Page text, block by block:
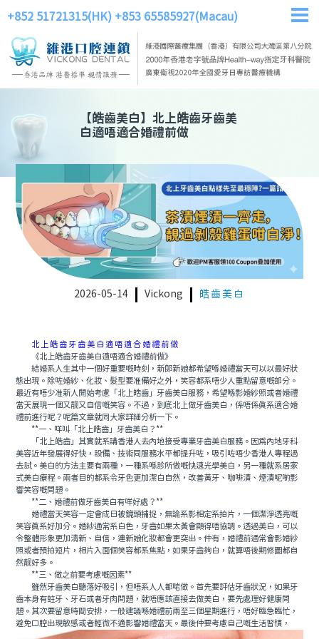
+852 51721315(HK) +853 65585927(Macau)
【皓齒美白】 北上皓齒牙齒美
白適唔適合婚禮前做
2026-05-14 Vickong 皓齒美白
北上皓齒牙齒美白適唔適合婚禮前做
《北上皓齒牙齒美白適唔適合婚禮前做》
結婚系人生其中一個好重要嘅時刻，新郎新娘都希望喺婚禮當天可以以最好狀
態出現。除咗婚紗、化妝、髮型要准備好之外，笑容都系唔少人重點留意嘅部分。
最近有唔少准新人開始考慮「北上皓齒」牙齒美白服務，希望喺影婚紗照或者婚禮
當天展現一個又靓又自信嘅笑容。不過，到底北上做牙齒美白，係唔係真系適合婚
禮前進行呢？呢篇文章就同大家詳細分析一下。
**一、咩叫「北上皓齒」牙齒美白？**
「北上皓齒」其實就系講香港人去內地接受專業牙齒美白服務。因爲內地牙科
美容近年發展得好快，設備、技術同服務水平都提升咗，吸引咗唔少香港人專程過
去試。美白的方法主要有兩種，一種系喺診所做嘅快速光學美白，另一種就系居家
式美白療程。兩者目的都系令牙色更加潔白自然，改善黃牙、咖啡漬、煙漬呢啲影
響笑容嘅問題。
**二、婚禮前做牙齒美白有咩好處？**
婚禮當天笑容一定會成日被鏡頭捕捉，無論系影相定系拍片，一個潔淨透亮嘅
笑容真系好加分。婚紗通常系白色，牙齒如果太黃會顯得唔協調。透過美白，可以
令整體形象更加清新、自信，連新娘化妝都會更突出。仲有，婚禮前通常會影婚紗
照或者預拍短片，相片入面個笑容都系焦點，如果牙齒夠白，就算唔後期修圖都自
然靓好多。
**三、做之前要考慮嘅因素**
雖然牙齒美白聽落好吸引，但唔系人人都啱做。首先要評估牙齒狀況，如果牙
齒本身有蛀牙、牙石或者牙肉問題，就唔應該直接去做美白，要先處理好健康問
題。其次要留意時間安排，一般建議喺婚禮前兩至三個星期進行，唔好臨急臨忙，
避免口腔出現敏感或者輕微不適影響婚禮當天。最後仲要考慮自己嘅生活習慣，